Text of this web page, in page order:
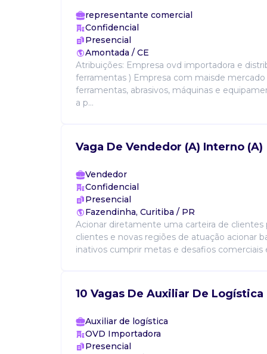
representante comercial
Confidencial
Presencial
Amontada / CE
Atribuições: Empresa ovd importadora e
ferramentas ) Empresa com maisde mercado
ferramentas, abrasivos, máquinas e
a p...
Vaga De Vendedor (A) Interno (A)
Vendedor
Confidencial
Presencial
Fazendinha, Curitiba / PR
Acionar diretamente uma carteira de clientes
clientes e novas regiões de atuação acionar
inativos cumprir metas e desafios comerciais
10 Vagas De Auxiliar De Logística
Auxiliar de logística
OVD Importadora
Presencial